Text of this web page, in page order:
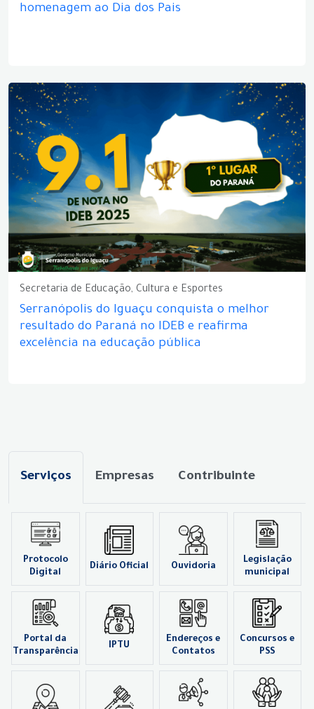
homenagem ao Dia dos Pais
Secretaria de Educação, Cultura e Esportes
Serranópolis do Iguaçu conquista o melhor
resultado do Paraná no IDEB e reafirma
excelência na educação pública
Serviços Empresas Contribuinte
Protocolo
Digital
Diário Oficial Ouvidoria
Legislação
municipal
Portal da
Transparência
IPTU
Endereços e
Contatos
Concursos e
PSS